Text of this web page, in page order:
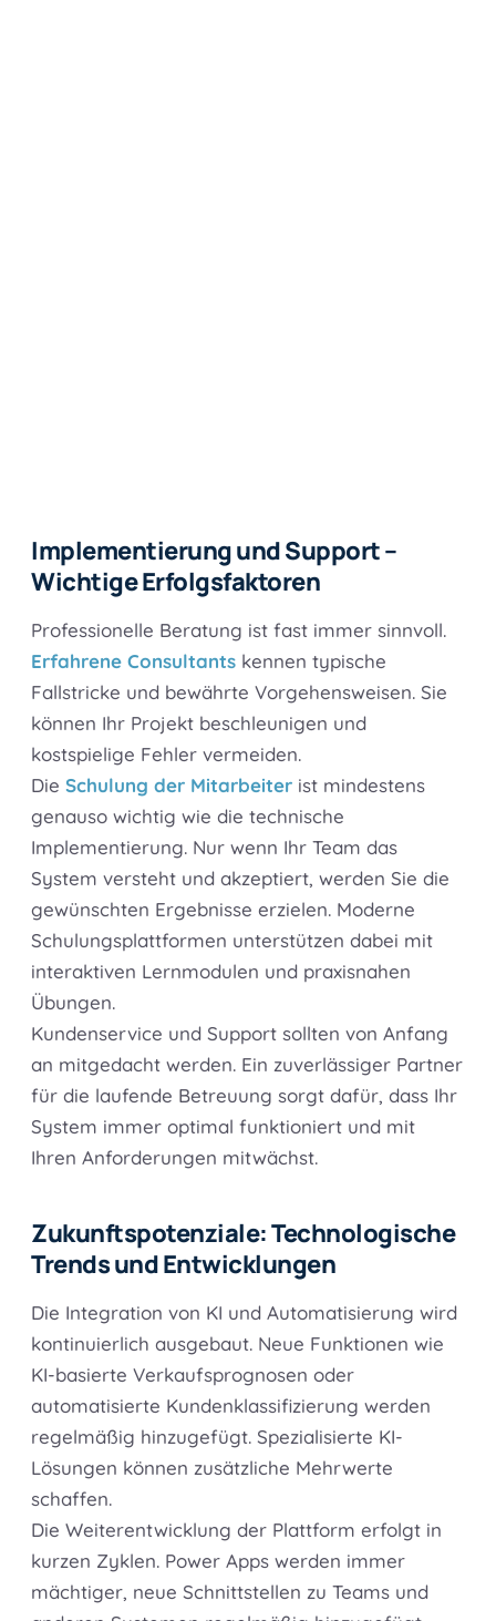
Implementierung und Support –
Wichtige Erfolgsfaktoren
Professionelle Beratung ist fast immer sinnvoll.
Erfahrene Consultants kennen typische
Fallstricke und bewährte Vorgehensweisen. Sie
können Ihr Projekt beschleunigen und
kostspielige Fehler vermeiden.
Die Schulung der Mitarbeiter ist mindestens
genauso wichtig wie die technische
Implementierung. Nur wenn Ihr Team das
System versteht und akzeptiert, werden Sie die
gewünschten Ergebnisse erzielen. Moderne
Schulungsplattformen unterstützen dabei mit
interaktiven Lernmodulen und praxisnahen
Übungen.
Kundenservice und Support sollten von Anfang
an mitgedacht werden. Ein zuverlässiger Partner
für die laufende Betreuung sorgt dafür, dass Ihr
System immer optimal funktioniert und mit
Ihren Anforderungen mitwächst.
Zukunftspotenziale: Technologische
Trends und Entwicklungen
Die Integration von KI und Automatisierung wird
kontinuierlich ausgebaut. Neue Funktionen wie
KI-basierte Verkaufsprognosen oder
automatisierte Kundenklassifizierung werden
regelmäßig hinzugefügt. Spezialisierte KI-
Lösungen können zusätzliche Mehrwerte
schaffen.
Die Weiterentwicklung der Plattform erfolgt in
kurzen Zyklen. Power Apps werden immer
mächtiger, neue Schnittstellen zu Teams und